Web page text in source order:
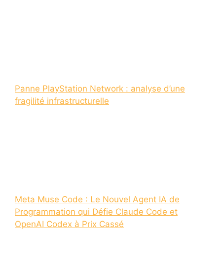
Panne PlayStation Network : analyse d’une
fragilité infrastructurelle
Meta Muse Code : Le Nouvel Agent IA de
Programmation qui Défie Claude Code et
OpenAI Codex à Prix Cassé